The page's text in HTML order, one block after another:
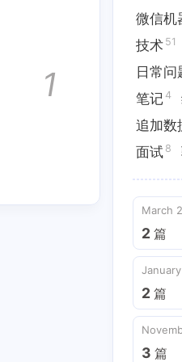
数组操作2
追加数据后第一个无法
4篇
August
3
1
微信机
技术 51
日常问
笔记 4
追加数
面试 8
March
2 篇
2 篇
3 篇